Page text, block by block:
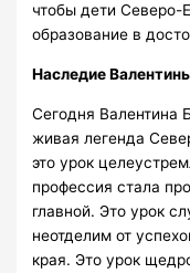
чтобы дети Северо-
образование в
Наследие
Сегодня Валентина
живая легенда
это урок
профессия стала
главной. Это урок
неотделим от
края. Это урок